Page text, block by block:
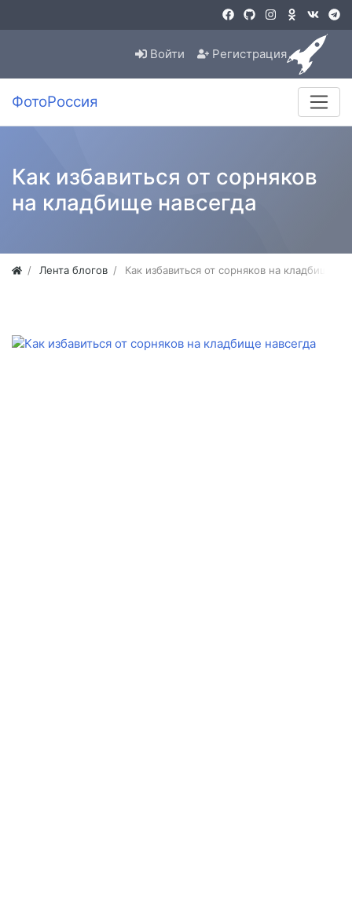
Войти Регистрация
ФотоРоссия
Как избавиться от сорняков
на кладбище навсегда
Лента блогов Как избавиться от сорняков на кладбище